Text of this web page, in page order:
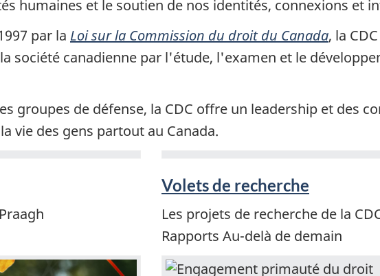
humaines et le soutien de nos identités, connexions et
par la Loi sur la Commission du droit du Canada, la
société canadienne par l'étude, l'examen et le
groupes de défense, la CDC offre un leadership et des
vie des gens partout au Canada.
Volets de recherche
Les projets de recherche de la
Rapports Au-delà de demain